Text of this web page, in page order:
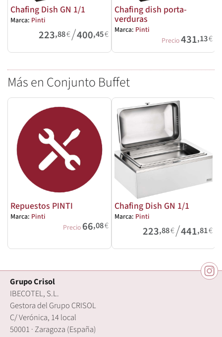
Chafing Dish GN 1/1
Marca: Pinti
223,88€/400,45€
Chafing dish porta-
verduras
Marca: Pinti
Precio431,13€
Más en Conjunto Buffet
Repuestos PINTI
Marca: Pinti
Precio 66,08€
Chafing Dish GN 1/1
Marca: Pinti
223,88€/441,81€
Grupo Crisol
IBECOTEL, S.L.
Gestora del Grupo CRISOL
C/ Verónica, 14 local
50001 · Zaragoza (España)